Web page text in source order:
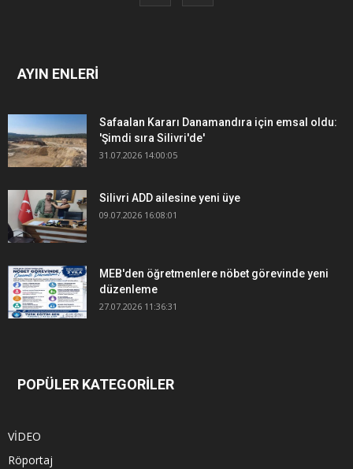
AYIN ENLERİ
Safaalan Kararı Danamandıra için emsal oldu:
'Şimdi sıra Silivri'de'
31.07.2026 14:00:05
Silivri ADD ailesine yeni üye
09.07.2026 16:08:01
MEB'den öğretmenlere nöbet görevinde yeni
düzenleme
27.07.2026 11:36:31
POPÜLER KATEGORİLER
VİDEO
Röportaj